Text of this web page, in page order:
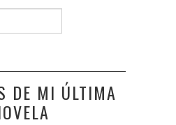
DE MI ÚLTIMA